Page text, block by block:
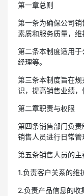
第一章总则
第一条为确保公司
素质和服务质量，维
第二条本制度适用
经理等。
第三条本制度旨在
识，提高销售业绩，
第二章职责与权限
第四条销售部门负
销售人员进行日常管
第五条销售人员的主
1.负责客户关系的维
2.负责产品信息的收